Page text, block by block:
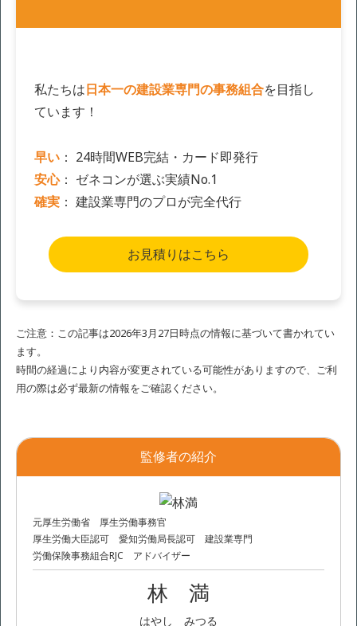
私たちは日本一の建設業専門の事務組合を目指し
ています！
早い： 24時間WEB完結・カード即発行
安心： ゼネコンが選ぶ実績No.1
確実： 建設業専門のプロが完全代行
お見積りはこちら
ご注意：この記事は2026年3月27日時点の情報に基づいて書かれてい
ます。
時間の経過により内容が変更されている可能性がありますので、ご利
用の際は必ず最新の情報をご確認ください。
監修者の紹介
元厚生労働省 厚生労働事務官
厚生労働大臣認可 愛知労働局長認可 建設業専門
労働保険事務組合RJC アドバイザー
林 満
はやし みつる